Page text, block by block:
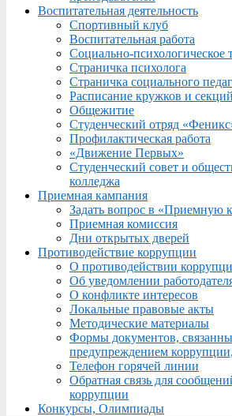
Воспитательная деятельность
Спортивный клуб
Воспитательная работа
Социально-психологическое
Страничка психолога
Страничка социального
Расписание кружков и секций
Общежитие
Студенческий отряд
Профилактическая работа
«Движение Первых»
Студенческий совет и
колледжа
Приемная кампания
Задать вопрос в «Приемную
Приемная комиссия
Дни открытых дверей
Противодействие коррупции
О противодействии
Об уведомлении
О конфликте интересов
Локальные правовые акты
Методические материалы
Формы документов,
предупреждением
Телефон горячей линии
Обратная связь для
коррупции
Конкурсы, Олимпиады